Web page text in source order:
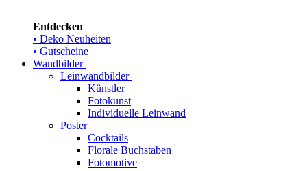
Entdecken
• Deko Neuheiten
• Gutscheine
Wandbilder
Leinwandbilder
Künstler
Fotokunst
Individuelle Leinwand
Poster
Cocktails
Florale Buchstaben
Fotomotive